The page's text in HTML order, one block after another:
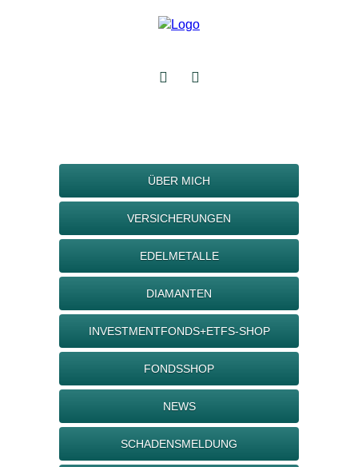
ÜBER MICH
VERSICHERUNGEN
EDELMETALLE
DIAMANTEN
INVESTMENTFONDS+ETFS-SHOP
FONDSSHOP
NEWS
SCHADENSMELDUNG